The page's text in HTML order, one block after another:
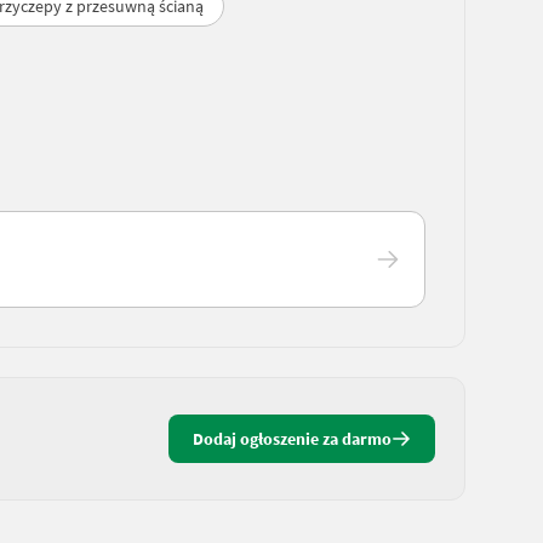
z przesuwną ścianą
Dodaj ogłoszenie za darmo